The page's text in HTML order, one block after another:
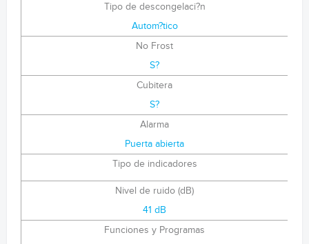
Tipo de descongelaci?n
Autom?tico
No Frost
S?
Cubitera
S?
Alarma
Puerta abierta
Tipo de indicadores
Nivel de ruido (dB)
41 dB
Funciones y Programas